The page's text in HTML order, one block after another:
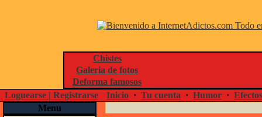
Chistes
Galeria de fotos
Deforma famosos
Loguearse | Registrarse
Inicio · Tu cuenta · Humor ·
Menu